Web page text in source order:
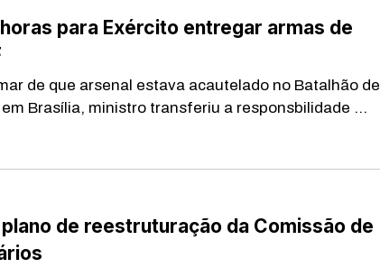
para Exército entregar armas de
de que arsenal estava acautelado no Batalhão de
Brasília, ministro transferiu a responsbilidade ...
de reestruturação da Comissão de